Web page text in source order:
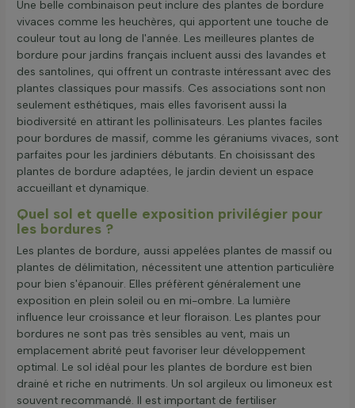
Une belle combinaison peut inclure des plantes de bordure
vivaces comme les heuchères, qui apportent une touche de
couleur tout au long de l'année. Les meilleures plantes de
bordure pour jardins français incluent aussi des lavandes et
des santolines, qui offrent un contraste intéressant avec des
plantes classiques pour massifs. Ces associations sont non
seulement esthétiques, mais elles favorisent aussi la
biodiversité en attirant les pollinisateurs. Les plantes faciles
pour bordures de massif, comme les géraniums vivaces, sont
parfaites pour les jardiniers débutants. En choisissant des
plantes de bordure adaptées, le jardin devient un espace
accueillant et dynamique.
Quel sol et quelle exposition privilégier pour
les bordures ?
Les plantes de bordure, aussi appelées plantes de massif ou
plantes de délimitation, nécessitent une attention particulière
pour bien s'épanouir. Elles préfèrent généralement une
exposition en plein soleil ou en mi-ombre. La lumière
influence leur croissance et leur floraison. Les plantes pour
bordures ne sont pas très sensibles au vent, mais un
emplacement abrité peut favoriser leur développement
optimal. Le sol idéal pour les plantes de bordure est bien
drainé et riche en nutriments. Un sol argileux ou limoneux est
souvent recommandé. Il est important de fertiliser